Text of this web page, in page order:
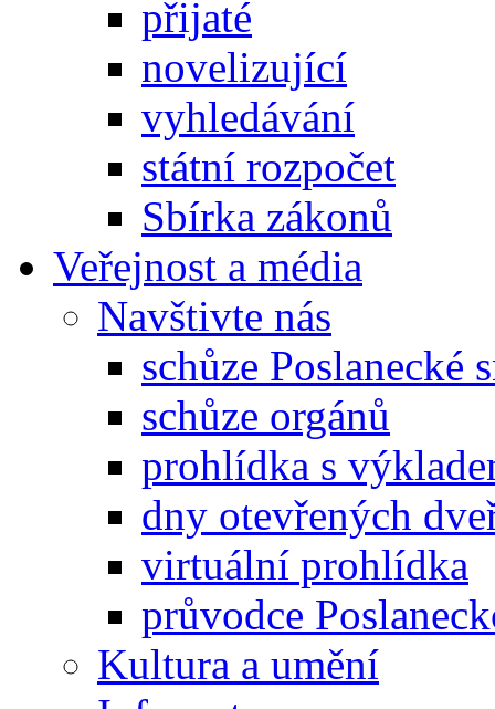
přijaté
novelizující
vyhledávání
státní rozpočet
Sbírka zákonů
Veřejnost a média
Navštivte nás
schůze Poslanecké
schůze orgánů
prohlídka s
dny otevřených
virtuální prohlídka
průvodce
Kultura a umění